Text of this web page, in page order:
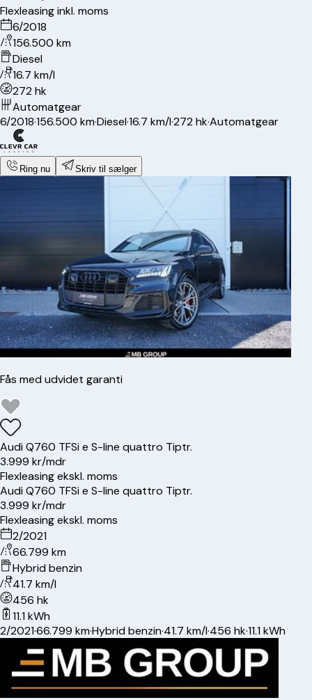
Flexleasing inkl. moms
6/2018
156.500 km
Diesel
16.7 km/l
272 hk
Automatgear
6/2018·156.500 km·Diesel·16.7 km/l·272 hk·Automatgear
Ring nu Skriv til sælger
Fås med udvidet garanti
AudiQ760 TFSi e S-line quattro Tiptr.
3.999 kr/mdr
Flexleasing ekskl. moms
AudiQ760 TFSi e S-line quattro Tiptr.
3.999 kr/mdr
Flexleasing ekskl. moms
2/2021
66.799 km
Hybrid benzin
41.7 km/l
456 hk
11.1 kWh
2/2021·66.799 km·Hybrid benzin·41.7 km/l·456 hk·11.1 kWh